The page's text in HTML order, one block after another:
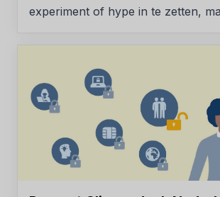
experiment of hype in te zetten,